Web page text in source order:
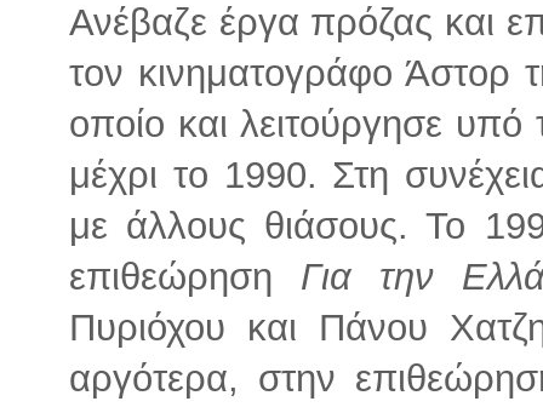
Ανέβαζε έργα πρόζας και
τον κινηματογράφο Άστορ
οποίο και λειτούργησε υπό
μέχρι το 1990. Στη
με άλλους θιάσους. Το
επιθεώρηση Για την
Πυριόχου και Πάνου
αργότερα, στην